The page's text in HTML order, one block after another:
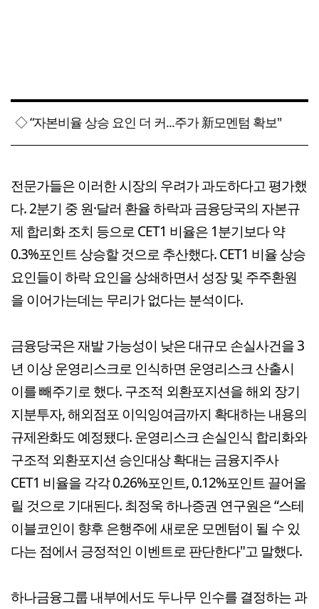
◇ “자본비율 상승 요인 더 커...주가 新모멘텀 확보"
전문가들은 이러한 시장의 우려가 과도하다고 평가했
다. 2분기 중 원·달러 환율 하락과 금융당국의 자본규
제 합리화 조치 등으로 CET1 비율은 1분기보다 약
0.3%포인트 상승할 것으로 추산했다. CET1 비율 상승
요인들이 하락 요인을 상쇄하면서 성장 및 주주환원
을 이어가는데는 무리가 없다는 분석이다.
금융당국은 재발 가능성이 낮은 대규모 손실사건을 3
년 이상 운영리스크로 인식하면 운영리스크 산출시
이를 빼주기로 했다. 구조적 외환포지션을 해외 장기
지분투자, 해외점포 이익잉여금까지 확대하는 내용의
규제완화도 예정됐다. 운영리스크 손실인식 합리화와
구조적 외환포지션 승인대상 확대는 금융지주사
CET1 비율을 각각 0.26%포인트, 0.12%포인트 끌어올
릴 것으로 기대된다. 최정욱 하나증권 연구원은 “스테
이블코인이 향후 은행주에 새로운 모멘텀이 될 수 있
다는 점에서 긍정적인 이벤트로 판단한다"고 말했다.
하나금융그룹 내부에서도 두나무 인수를 결정하는 과